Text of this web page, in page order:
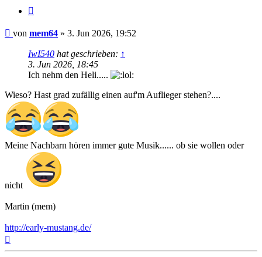
Beitrag
von mem64 » 3. Jun 2026, 19:52
IwI540 hat geschrieben: ↑
3. Jun 2026, 18:45
Ich nehm den Heli.....
Wieso? Hast grad zufällig einen auf'm Auflieger stehen?....
Meine Nachbarn hören immer gute Musik...... ob sie wollen oder
nicht
Martin (mem)
http://early-mustang.de/